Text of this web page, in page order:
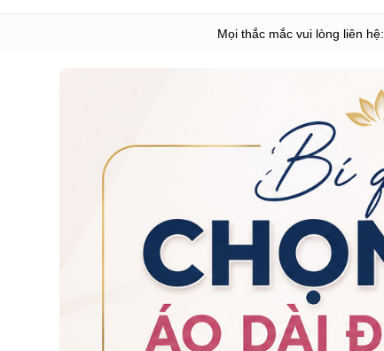
Mọi thắc mắc vui lòng liên hệ: